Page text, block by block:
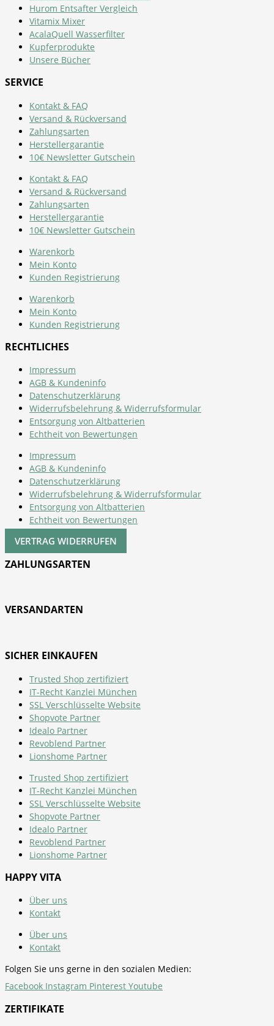
Hurom Entsafter Vergleich
Vitamix Mixer
AcalaQuell Wasserfilter
Kupferprodukte
Unsere Bücher
SERVICE
Kontakt & FAQ
Versand & Rückversand
Zahlungsarten
Herstellergarantie
10€ Newsletter Gutschein
Kontakt & FAQ
Versand & Rückversand
Zahlungsarten
Herstellergarantie
10€ Newsletter Gutschein
Warenkorb
Mein Konto
Kunden Registrierung
Warenkorb
Mein Konto
Kunden Registrierung
RECHTLICHES
Impressum
AGB & Kundeninfo
Datenschutzerklärung
Widerrufsbelehrung & Widerrufsformular
Entsorgung von Altbatterien
Echtheit von Bewertungen
Impressum
AGB & Kundeninfo
Datenschutzerklärung
Widerrufsbelehrung & Widerrufsformular
Entsorgung von Altbatterien
Echtheit von Bewertungen
VERTRAG WIDERRUFEN
ZAHLUNGSARTEN
VERSANDARTEN
SICHER EINKAUFEN
Trusted Shop zertifiziert
IT-Recht Kanzlei München
SSL Verschlüsselte Website
Shopvote Partner
Idealo Partner
Revoblend Partner
Lionshome Partner
Trusted Shop zertifiziert
IT-Recht Kanzlei München
SSL Verschlüsselte Website
Shopvote Partner
Idealo Partner
Revoblend Partner
Lionshome Partner
HAPPY VITA
Über uns
Kontakt
Über uns
Kontakt
Folgen Sie uns gerne in den sozialen Medien:
Facebook Instagram Pinterest Youtube
ZERTIFIKATE